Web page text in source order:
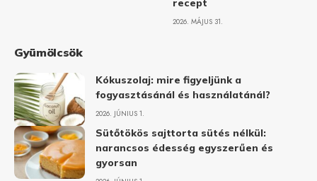
recept
2026. MÁJUS 31.
Gyümölcsök
Kókuszolaj: mire figyeljünk a
fogyasztásánál és használatánál?
2026. JÚNIUS 1.
Sütőtökös sajttorta sütés nélkül:
narancsos édesség egyszerűen és
gyorsan